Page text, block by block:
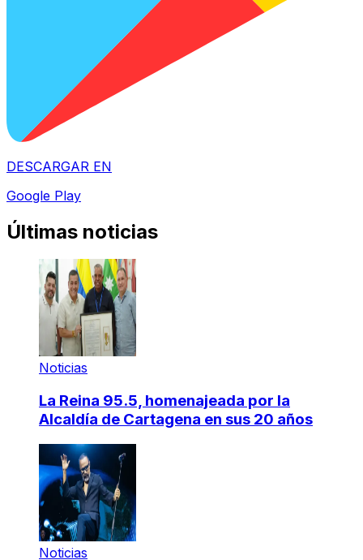
DESCARGAR EN
Google Play
Últimas noticias
Noticias
La Reina 95.5, homenajeada por la
Alcaldía de Cartagena en sus 20 años
Noticias